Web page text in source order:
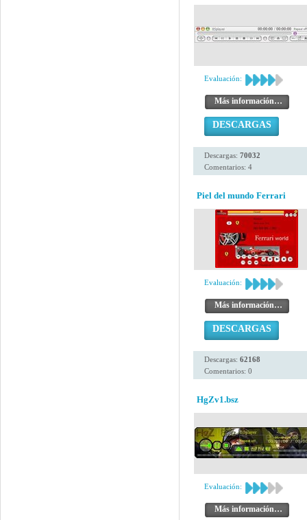
Evaluación:
Más información…
DESCARGAS
Descargas: 70032
Comentarios: 4
Piel del mundo Ferrari
Evaluación:
Más información…
DESCARGAS
Descargas: 62168
Comentarios: 0
HgZv1.bsz
Evaluación:
Más información…